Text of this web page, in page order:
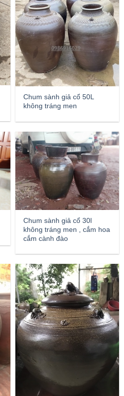
Chum sành giả cổ 50L
không tráng men
Chum sành giả cổ 30l
không tráng men , cắm hoa
cắm cành đào